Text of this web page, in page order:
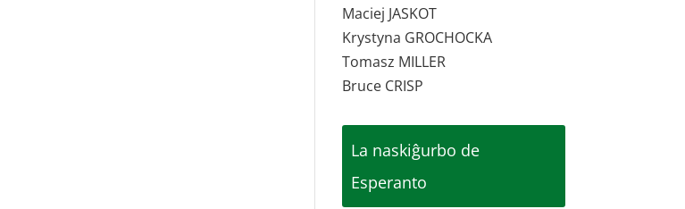
Maciej JASKOT
Krystyna GROCHOCKA
Tomasz MILLER
Bruce CRISP
La naskiĝurbo de
Esperanto